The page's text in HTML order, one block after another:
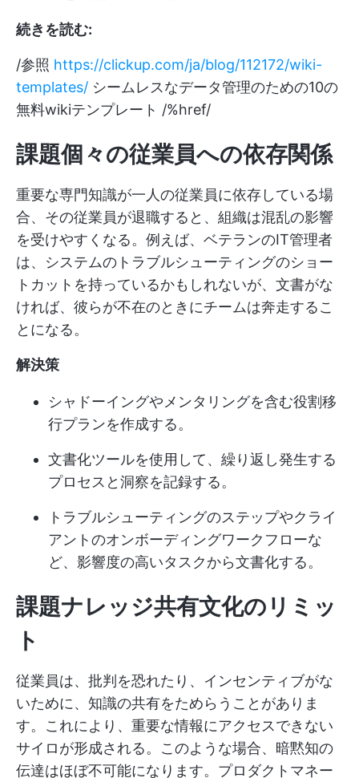
続きを読む:
/参照 https://clickup.com/ja/blog/112172/wiki-
templates/ シームレスなデータ管理のための10の
無料wikiテンプレート /%href/
課題個々の従業員への依存関係
重要な専門知識が一人の従業員に依存している場
合、その従業員が退職すると、組織は混乱の影響
を受けやすくなる。例えば、ベテランのIT管理者
は、システムのトラブルシューティングのショー
トカットを持っているかもしれないが、文書がな
ければ、彼らが不在のときにチームは奔走するこ
とになる。
解決策
シャドーイングやメンタリングを含む役割移
行プランを作成する。
文書化ツールを使用して、繰り返し発生する
プロセスと洞察を記録する。
トラブルシューティングのステップやクライ
アントのオンボーディングワークフローな
ど、影響度の高いタスクから文書化する。
課題ナレッジ共有文化のリミッ
ト
従業員は、批判を恐れたり、インセンティブがな
いために、知識の共有をためらうことがありま
す。これにより、重要な情報にアクセスできない
サイロが形成される。このような場合、暗黙知の
伝達はほぼ不可能になります。プロダクトマネー